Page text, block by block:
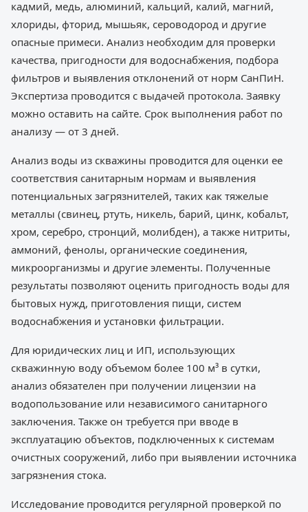
кадмий, медь, алюминий, кальций, калий, магний,
хлориды, фторид, мышьяк, сероводород и другие
опасные примеси. Анализ необходим для проверки
качества, пригодности для водоснабжения, подбора
фильтров и выявления отклонений от норм СанПиН.
Экспертиза проводится с выдачей протокола. Заявку
можно оставить на сайте. Срок выполнения работ по
анализу — от 3 дней.
Анализ воды из скважины проводится для оценки ее
соответствия санитарным нормам и выявления
потенциальных загрязнителей, таких как тяжелые
металлы (свинец, ртуть, никель, барий, цинк, кобальт,
хром, серебро, стронций, молибден), а также нитриты,
аммоний, фенолы, органические соединения,
микроорганизмы и другие элементы. Полученные
результаты позволяют оценить пригодность воды для
бытовых нужд, приготовления пищи, систем
водоснабжения и установки фильтрации.
Для юридических лиц и ИП, использующих
скважинную воду объемом более 100 м³ в сутки,
анализ обязателен при получении лицензии на
водопользование или независимого санитарного
заключения. Также он требуется при вводе в
эксплуатацию объектов, подключенных к системам
очистных сооружений, либо при выявлении источника
загрязнения стока.
Исследование проводится регулярной проверкой по